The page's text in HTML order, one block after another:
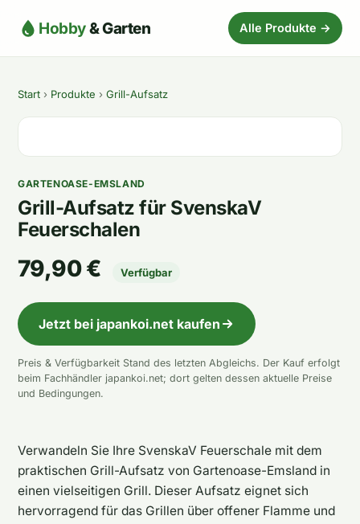
Hobby& Garten Alle Produkte →
Start › Produkte › Grill-Aufsatz
GARTENOASE-EMSLAND
Grill-Aufsatz für SvenskaV
Feuerschalen
79,90 € Verfügbar
Jetzt bei japankoi.net kaufen
Preis & Verfügbarkeit Stand des letzten Abgleichs. Der Kauf erfolgt
beim Fachhändler japankoi.net; dort gelten dessen aktuelle Preise
und Bedingungen.
Verwandeln Sie Ihre SvenskaV Feuerschale mit dem
praktischen Grill-Aufsatz von Gartenoase-Emsland in
einen vielseitigen Grill. Dieser Aufsatz eignet sich
hervorragend für das Grillen über offener Flamme und